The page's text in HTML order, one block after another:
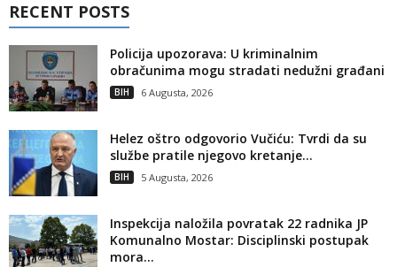
RECENT POSTS
Policija upozorava: U kriminalnim
obračunima mogu stradati nedužni građani
BIH 6 Augusta, 2026
Helez oštro odgovorio Vučiću: Tvrdi da su
službe pratile njegovo kretanje...
BIH 5 Augusta, 2026
Inspekcija naložila povratak 22 radnika JP
Komunalno Mostar: Disciplinski postupak
mora...